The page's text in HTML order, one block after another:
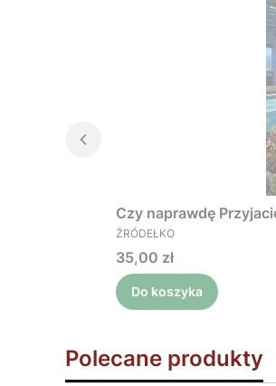
Czy naprawdę
PRODUCENT
ŹRÓDEŁKO
Cena
35,00 zł
Do koszyka
Polecane produkty